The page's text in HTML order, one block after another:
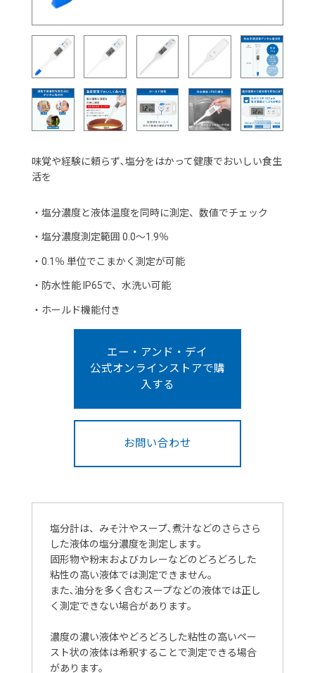
味覚や経験に頼らず､塩分をはかって健康でおいしい食生
活を
・ 塩分濃度と液体温度を同時に測定、数値でチェック
・ 塩分濃度測定範囲 0.0～1.9％
・ 0.1％ 単位でこまかく測定が可能
・ 防水性能 IP65で、水洗い可能
・ ホールド機能付き
エー・アンド・デイ
公式オンラインストアで購
入する
お問い合わせ
塩分計は、みそ汁やスープ､煮汁などのさらさら
した液体の塩分濃度を測定します。
固形物や粉末およびカレーなどのどろどろした
粘性の高い液体では測定できません。
また､油分を多く含むスープなどの液体では正し
く測定できない場合があります。
濃度の濃い液体やどろどろした粘性の高いペー
スト状の液体は希釈することで測定できる場合
があります。